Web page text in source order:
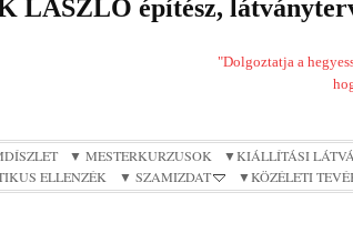
LÁSZLÓ építész,
"Dolgoztatja a
▼ MESTERKURZUSOK ▼KIÁLLÍTÁSI
ELLENZÉK ▼ SZAMIZDAT ▼KÖZÉLETI